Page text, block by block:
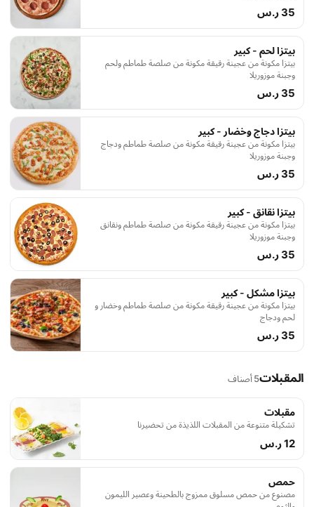
35 ر.س
بيتزا لحم - كبير
بيتزا مكونة من عجينة رقيقة مكونة من صلصة طماطم ولحم
وجبنة موزوريلا
35 ر.س
بيتزا دجاج وخضار - كبير
بيتزا مكونة من عجينة رقيقة مكونة من صلصة طماطم ودجاج
وجبنة موزوريلا
35 ر.س
بيتزا نقانق - كبير
بيتزا مكونة من عجينة رقيقة مكونة من صلصة طماطم ونقانق
وجبنة موزوريلا
35 ر.س
بيتزا مشكل - كبير
بيتزا مكونة من عجينة رقيقة مكونة من صلصة طماطم وخضار و
لحم ودجاج
35 ر.س
المقبلات5 أصناف
مقبلات
تشكيلة متنوعة من المقبلات اللذيذة من تحضيرنا
12 ر.س
حمص
مصنوع من حمص مسلوق ممزوج بالطحينة وعصير الليمون